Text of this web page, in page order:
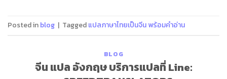
Posted inblog | Taggedแปลภาษาไทยเป็นจีน พร้อมคําอ่าน
BLOG
จีน แปล อังกฤษ บริการแปลที่ Line: